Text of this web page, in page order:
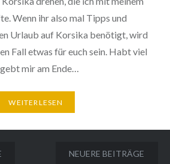
Wenn ihr also mal Tipps und
Urlaub auf Korsika benötigt, wird
Fall etwas für euch sein. Habt viel
mir am Ende…
WEITERLESEN
NEUERE BEITRÄGE